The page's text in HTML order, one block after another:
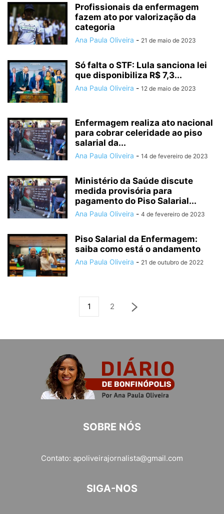
Profissionais da enfermagem
fazem ato por valorização da
categoria
Ana Paula Oliveira - 21 de maio de 2023
Só falta o STF: Lula sanciona lei
que disponibiliza R$ 7,3...
Ana Paula Oliveira - 12 de maio de 2023
Enfermagem realiza ato nacional
para cobrar celeridade ao piso
salarial da...
Ana Paula Oliveira - 14 de fevereiro de 2023
Ministério da Saúde discute
medida provisória para
pagamento do Piso Salarial...
Ana Paula Oliveira - 4 de fevereiro de 2023
Piso Salarial da Enfermagem:
saiba como está o andamento
Ana Paula Oliveira - 21 de outubro de 2022
1 2
SOBRE NÓS
Contato: apoliveirajornalista@gmail.com
SIGA-NOS